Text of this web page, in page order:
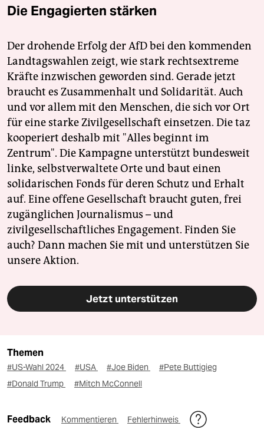
Die Engagierten stärken
Der drohende Erfolg der AfD bei den kommenden
Landtagswahlen zeigt, wie stark rechtsextreme
Kräfte inzwischen geworden sind. Gerade jetzt
braucht es Zusammenhalt und Solidarität. Auch
und vor allem mit den Menschen, die sich vor Ort
für eine starke Zivilgesellschaft einsetzen. Die taz
kooperiert deshalb mit "Alles beginnt im
Zentrum". Die Kampagne unterstützt bundesweit
linke, selbstverwaltete Orte und baut einen
solidarischen Fonds für deren Schutz und Erhalt
auf. Eine offene Gesellschaft braucht guten, frei
zugänglichen Journalismus – und
zivilgesellschaftliches Engagement. Finden Sie
auch? Dann machen Sie mit und unterstützen Sie
unsere Aktion.
Jetzt unterstützen
Themen
#US-Wahl 2024 #USA #Joe Biden
#Pete Buttigieg
#Donald Trump
#Mitch McConnell
Feedback Kommentieren Fehlerhinweis